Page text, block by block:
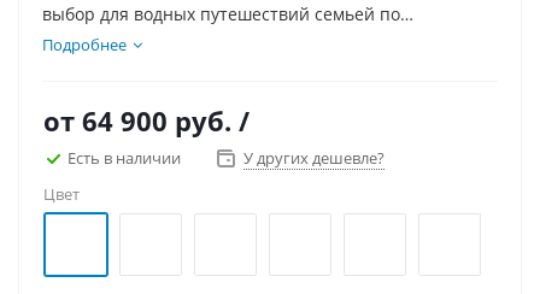
выбор для водных путешествий семьей по
спокойным рекам и озерам, а также для рыбалки.
Подробнее
от 64 900 руб. /
Есть в наличии
У других дешевле?
Цвет